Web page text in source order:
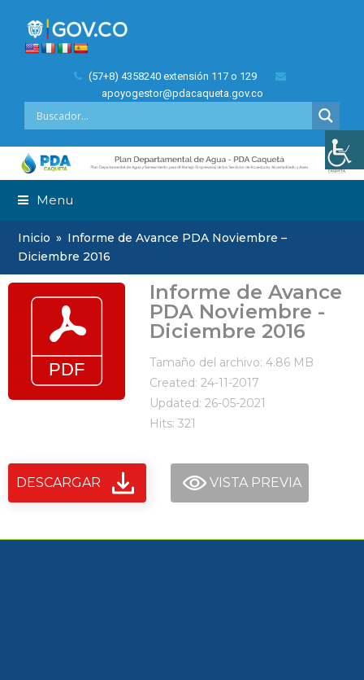
(57+8) 4358240 extensión 117 o 129
apoyogestor@pdacaqueta.gov.co
Menu
Inicio » Informe de Avance PDA Noviembre –
Diciembre 2016
Informe de Avance
PDA Noviembre -
Diciembre 2016
Tamaño del archivo: 4.86 MB
Created: 24-11-2017
Updated: 26-05-2021
Hits: 321
DESCARGAR VISTA PREVIA